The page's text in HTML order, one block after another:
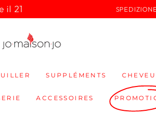
il 21
SUPPLÉMENTS
ACCESSOIRES